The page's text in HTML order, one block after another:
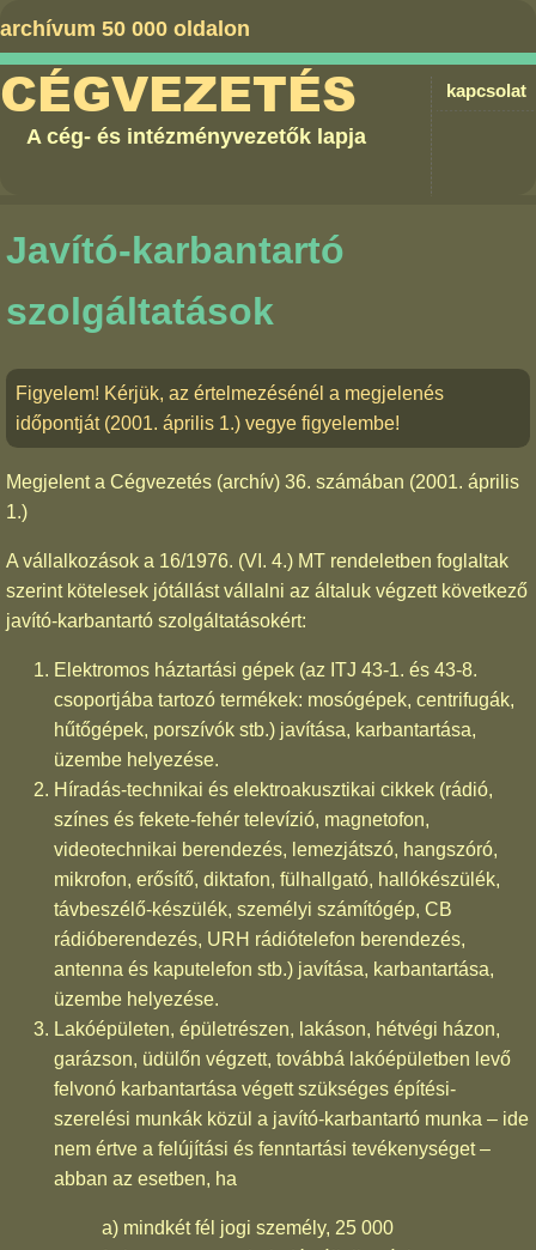
archívum 50 000 oldalon
kapcsolat
CÉGVEZETÉS
A cég- és intézményvezetők lapja
Javító-karbantartó
szolgáltatások
Figyelem! Kérjük, az értelmezésénél a megjelenés
időpontját (2001. április 1.) vegye figyelembe!
Megjelent a Cégvezetés (archív) 36. számában (2001. április
1.)
A vállalkozások a 16/1976. (VI. 4.) MT rendeletben foglaltak
szerint kötelesek jótállást vállalni az általuk végzett következő
javító-karbantartó szolgáltatásokért:
Elektromos háztartási gépek (az ITJ 43-1. és 43-8.
csoportjába tartozó termékek: mosógépek, centrifugák,
hűtőgépek, porszívók stb.) javítása, karbantartása,
üzembe helyezése.
Híradás-technikai és elektroakusztikai cikkek (rádió,
színes és fekete-fehér televízió, magnetofon,
videotechnikai berendezés, lemezjátszó, hangszóró,
mikrofon, erősítő, diktafon, fülhallgató, hallókészülék,
távbeszélő-készülék, személyi számítógép, CB
rádióberendezés, URH rádiótelefon berendezés,
antenna és kaputelefon stb.) javítása, karbantartása,
üzembe helyezése.
Lakóépületen, épületrészen, lakáson, hétvégi házon,
garázson, üdülőn végzett, továbbá lakóépületben levő
felvonó karbantartása végett szükséges építési-
szerelési munkák közül a javító-karbantartó munka – ide
nem értve a felújítási és fenntartási tevékenységet –
abban az esetben, ha
a) mindkét fél jogi személy, 25 000